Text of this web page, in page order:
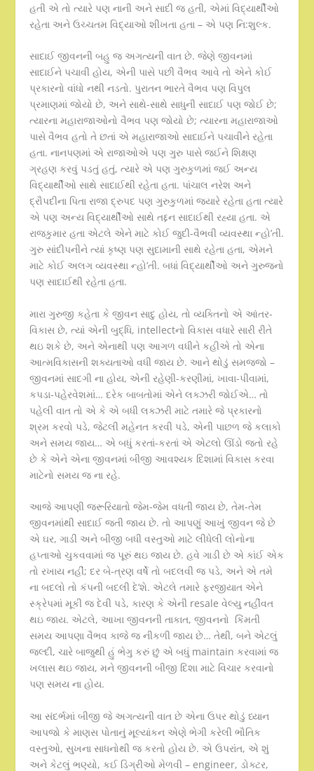
હતી એ તો ત્યારે પણ નાની અને સાદી જ હતી, એમાં વિદ્યાર્થીઓ
રહેતા અને ઉચ્ચતમ વિદ્યાઓ શીખતા હતા – એ પણ નિ:શુલ્ક.
સાદાઈ જીવનની બહુ જ અગત્યની વાત છે. જેણે જીવનમાં
સાદાઈને પચાવી હોય, એની પાસે પછી વૈભવ આવે તો એને કોઈ
પ્રકારનો વાંધો નથી નડતો. પુરાતન ભારતે વૈભવ પણ વિપુલ
પ્રમાણમાં જોયો છે, અને સાથે-સાથે સાધુની સાદાઈ પણ જોઈ છે;
ત્યારના મહારાજાઓનો વૈભવ પણ જોયો છે; ત્યારના મહારાજાઓ
પાસે વૈભવ હતો તે છતાં એ મહારાજાઓ સાદાઈને પચાવીને રહેતા
હતા. નાનપણમાં એ રાજાઓએ પણ ગુરુ પાસે જઈને શિક્ષણ
ગ્રહણ કરવું પડતું હતું, ત્યારે એ પણ ગુરુકુળમાં જઈ અન્ય
વિદ્યાર્થીઓ સાથે સાદાઈથી રહેતા હતા. પાંચાલ નરેશ અને
દ્રૌપદીના પિતા રાજા દ્રુપદ પણ ગુરુકુળમાં જયારે રહેતા હતા ત્યારે
એ પણ અન્ય વિદ્યાર્થીઓ સાથે તદ્દન સાદાઈથી રહ્યા હતા. એ
રાજકુમાર હતા એટલે એને માટે કોઈ જુદી-વૈભવી વ્યવસ્થા ન્હો’તી.
ગુરુ સાંદીપનીને ત્યાં કૃષ્ણ પણ સુદામાની સાથે રહેતા હતા, એમને
માટે કોઈ અલગ વ્યવસ્થા ન્હો’તી. બધાં વિદ્યાર્થીઓ અને ગુરુજનો
પણ સાદાઈથી રહેતા હતા.
મારા ગુરુજી કહેતા કે જીવન સાદુ હોય, તો વ્યક્તિનો એ આંતર-
વિકાસ છે, ત્યાં એની બુદ્ધિ, intellectનો વિકાસ વધારે સારી રીતે
થઇ શકે છે, અને એનાથી પણ આગળ વધીને કહીએ તો એના
આત્મવિકાસની શક્યતાઓ વધી જાય છે. આને થોડું સમજજો –
જીવનમાં સાદગી ના હોય, એની રહેણી-કરણીમાં, ખાવા-પીવામાં,
કપડા-પહેરવેશમાં… દરેક બાબતોમાં એને લક્ઝરી જોઈએ… તો
પહેલી વાત તો એ કે એ બધી લક્ઝરી માટે તમારે જે પ્રકારનો
શ્રમ કરવો પડે, જેટલી મહેનત કરવી પડે, એની પાછળ જે કલાકો
અને સમય જાય… એ બધું કરતાં-કરતાં એ એટલો ઊંડો જતો રહે
છે કે એને એના જીવનમાં બીજી આવશ્યક દિશામાં વિકાસ કરવા
માટેનો સમય જ ના રહે.
આજે આપણી જરૂરિયાતો જેમ-જેમ વધતી જાય છે, તેમ-તેમ
જીવનમાંથી સાદાઈ જતી જાય છે. તો આપણું આખું જીવન જે છે
એ ઘર, ગાડી અને બીજી બધી વસ્તુઓ માટે લીધેલી લોનોના
હપ્તાઓ ચુકવવામાં જ પૂરું થઇ જાય છે. હવે ગાડી છે એ કાંઈ એક
તો રખાય નહીં; દર બે-ત્રણ વર્ષે તો બદલવી જ પડે, અને એ તમે
ના બદલો તો કંપની બદલી દે’શે. એટલે તમારે ફરજીયાત એને
સ્ક્રેપમાં મૂકી જ દેવી પડે, કારણ કે એની resale વેલ્યુ નહીંવત
થઇ જાય. એટલે, આખા જીવનની તાકાત, જીવનનો કિંમતી
સમય આપણા વૈભવ કાજે જ નીકળી જાય છે… તેથી, બને એટલું
જલ્દી, ચારે બાજુથી હું ભેગુ કરું છું એ બધું maintain કરવામાં જ
ખલાસ થઇ જાય, મને જીવનની બીજી દિશા માટે વિચાર કરવાનો
પણ સમય ના હોય.
આ સંદર્ભમાં બીજી જે અગત્યની વાત છે એના ઉપર થોડું ધ્યાન
આપજો કે માણસ પોતાનું મૂલ્યાંકન એણે ભેગી કરેલી ભૌતિક
વસ્તુઓ, સુખના સાધનોથી જ કરતો હોય છે. એ ઉપરાંત, એ શું
અને કેટલું ભણ્યો, કઈ ડિગ્રીઓ મેળવી – engineer, ડોક્ટર,